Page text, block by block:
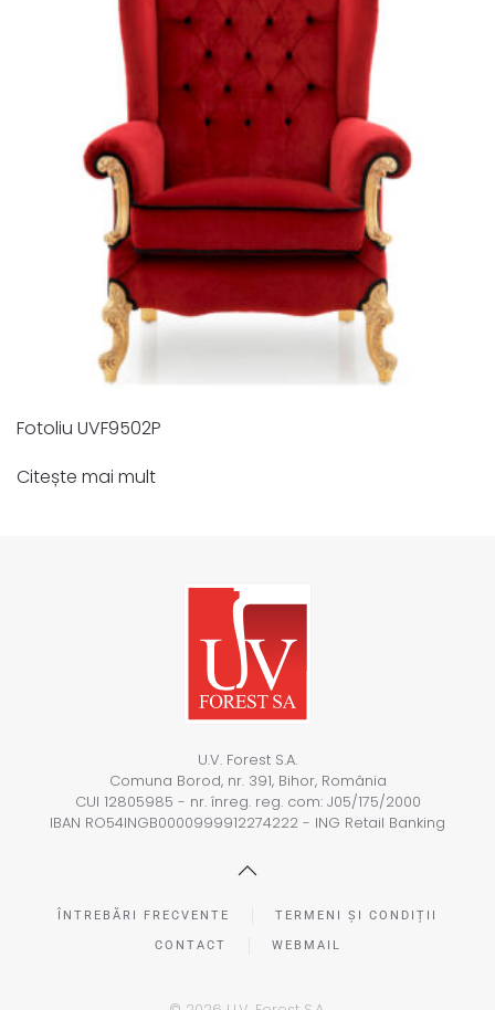
Fotoliu UVF9502P
Citește mai mult
U.V. Forest S.A.
Comuna Borod, nr. 391, Bihor, România
CUI 12805985 - nr. înreg. reg. com: J05/175/2000
IBAN RO54INGB0000999912274222 - ING Retail Banking
ÎNTREBĂRI FRECVENTE TERMENI ȘI CONDIȚII
CONTACT WEBMAIL